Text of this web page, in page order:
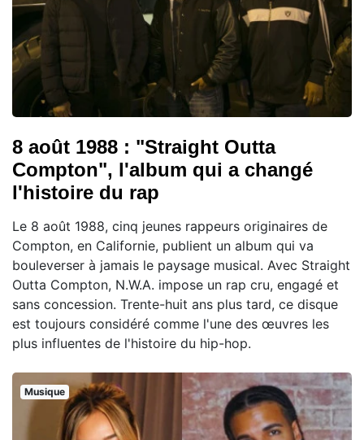
8 août 1988 : "Straight Outta
Compton", l'album qui a changé
l'histoire du rap
Le 8 août 1988, cinq jeunes rappeurs originaires de
Compton, en Californie, publient un album qui va
bouleverser à jamais le paysage musical. Avec Straight
Outta Compton, N.W.A. impose un rap cru, engagé et
sans concession. Trente-huit ans plus tard, ce disque
est toujours considéré comme l'une des œuvres les
plus influentes de l'histoire du hip-hop.
Musique